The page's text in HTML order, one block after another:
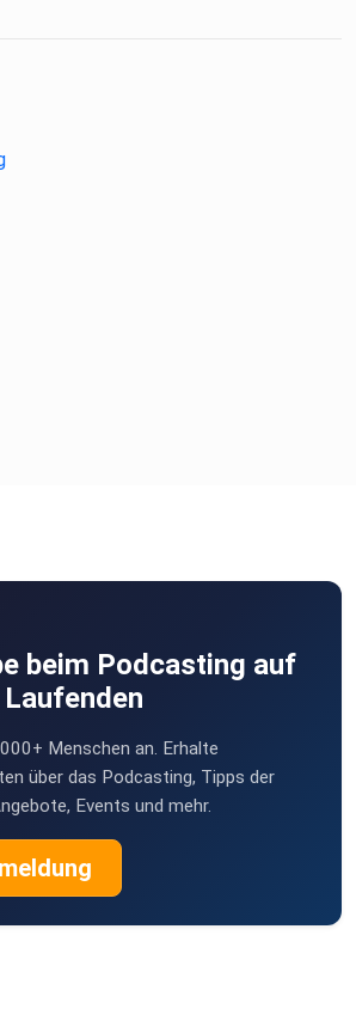
beim Podcasting auf
Menschen an. Erhalte
über das Podcasting, Tipps der
Events und mehr.